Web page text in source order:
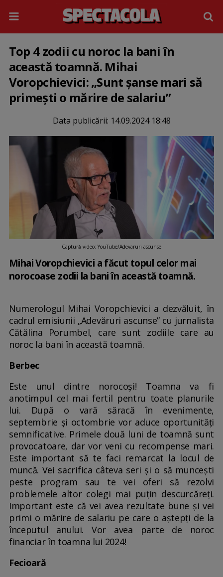
Top 4 zodii cu noroc la bani în
această toamnă. Mihai
Voropchievici: „Sunt șanse mari să
primești o mărire de salariu”
Data publicării: 14.09.2024 18:48
Captură video: YouTube/Adevaruri ascunse
Mihai Voropchievici a făcut topul celor mai
norocoase zodii la bani în această toamnă.
Numerologul Mihai Voropchievici a dezvăluit, în
cadrul emisiunii „Adevăruri ascunse” cu jurnalista
Cătălina Porumbel, care sunt zodiile care au
noroc la bani în această toamnă.
Berbec
Este unul dintre norocoși! Toamna va fi
anotimpul cel mai fertil pentru toate planurile
lui. După o vară săracă în evenimente,
septembrie și octombrie vor aduce oportunități
semnificative. Primele două luni de toamnă sunt
provocatoare, dar vor veni cu recompense mari.
Este important să te faci remarcat la locul de
muncă. Vei sacrifica câteva seri și o să muncești
peste program sau te vei oferi să rezolvi
problemele altor colegi mai puțin descurcăreți.
Important este că vei avea rezultate bune și vei
primi o mărire de salariu pe care o aștepți de la
începutul anului. Vor avea parte de noroc
financiar în toamna lui 2024!
Fecioară